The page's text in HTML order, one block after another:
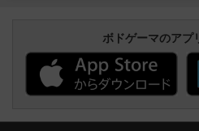
ボドゲーマのアプ